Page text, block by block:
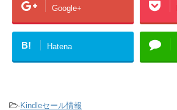
Google+
B! Hatena
-Kindleセール情報